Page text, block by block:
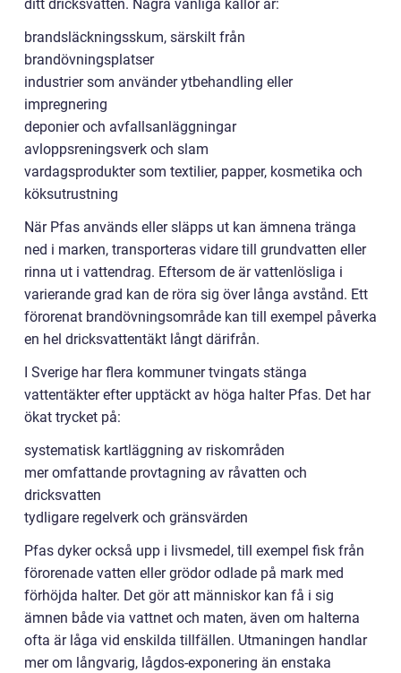
ditt dricksvatten. Några vanliga källor är:
brandsläckningsskum, särskilt från
brandövningsplatser
industrier som använder ytbehandling eller
impregnering
deponier och avfallsanläggningar
avloppsreningsverk och slam
vardagsprodukter som textilier, papper, kosmetika och
köksutrustning
När Pfas används eller släpps ut kan ämnena tränga
ned i marken, transporteras vidare till grundvatten eller
rinna ut i vattendrag. Eftersom de är vattenlösliga i
varierande grad kan de röra sig över långa avstånd. Ett
förorenat brandövningsområde kan till exempel påverka
en hel dricksvattentäkt långt därifrån.
I Sverige har flera kommuner tvingats stänga
vattentäkter efter upptäckt av höga halter Pfas. Det har
ökat trycket på:
systematisk kartläggning av riskområden
mer omfattande provtagning av råvatten och
dricksvatten
tydligare regelverk och gränsvärden
Pfas dyker också upp i livsmedel, till exempel fisk från
förorenade vatten eller grödor odlade på mark med
förhöjda halter. Det gör att människor kan få i sig
ämnen både via vattnet och maten, även om halterna
ofta är låga vid enskilda tillfällen. Utmaningen handlar
mer om långvarig, lågdos-exponering än enstaka